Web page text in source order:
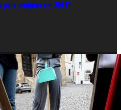
emigrar em 2014?